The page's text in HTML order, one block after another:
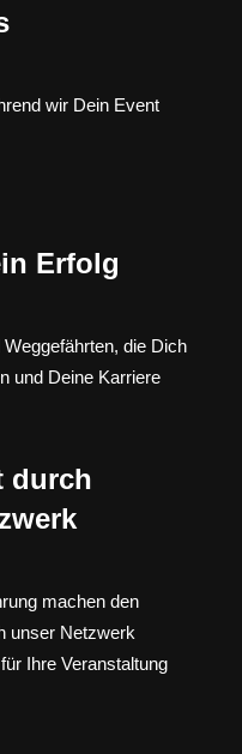
wir Dein Event
Erfolg
die Dich
und Deine Karriere
durch
machen den
unser Netzwerk
Ihre Veranstaltung